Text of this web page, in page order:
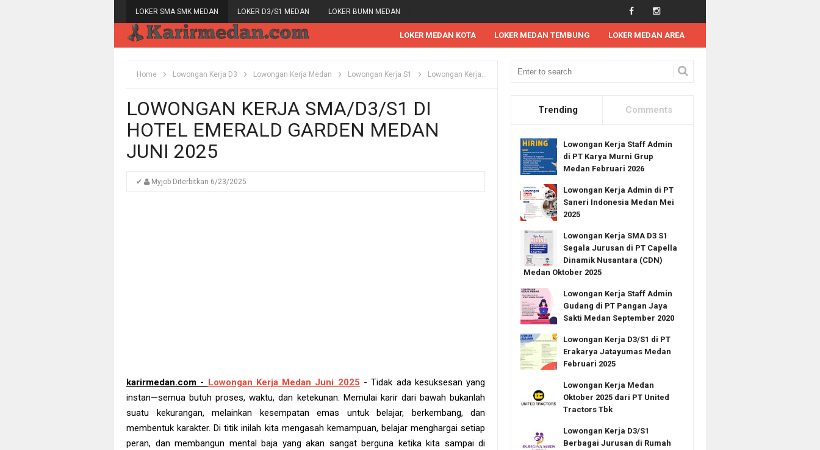
LOKER SMA SMK MEDAN LOKER D3/S1 MEDAN LOKER BUMN MEDAN
LOKER MEDAN KOTA LOKER MEDAN TEMBUNG LOKER MEDAN AREA
Home Lowongan Kerja D3 Lowongan Kerja Medan Lowongan Kerja S1 Lowongan Kerja SMA Lowongan Kerja SMK Lowongan Kerja Tahun 2025
LOWONGAN KERJA SMA/D3/S1 DI
HOTEL EMERALD GARDEN MEDAN
JUNI 2025
✔ Myjob Diterbitkan 6/23/2025
karirmedan.com - Lowongan Kerja Medan Juni 2025 - Tidak ada kesuksesan yang
instan—semua butuh proses, waktu, dan ketekunan. Memulai karir dari bawah bukanlah
suatu kekurangan, melainkan kesempatan emas untuk belajar, berkembang, dan
membentuk karakter. Di titik inilah kita mengasah kemampuan, belajar menghargai setiap
peran, dan membangun mental baja yang akan sangat berguna ketika kita sampai di
Trending Comments
Lowongan Kerja Staff Admin
di PT Karya Murni Grup
Medan Februari 2026
Lowongan Kerja Admin di PT
Saneri Indonesia Medan Mei
2025
Lowongan Kerja SMA D3 S1
Segala Jurusan di PT Capella
Dinamik Nusantara (CDN)
Medan Oktober 2025
Lowongan Kerja Staff Admin
Gudang di PT Pangan Jaya
Sakti Medan September 2020
Lowongan Kerja D3/S1 di PT
Erakarya Jatayumas Medan
Februari 2025
Lowongan Kerja Medan
Oktober 2025 dari PT United
Tractors Tbk
Lowongan Kerja D3/S1
Berbagai Jurusan di Rumah